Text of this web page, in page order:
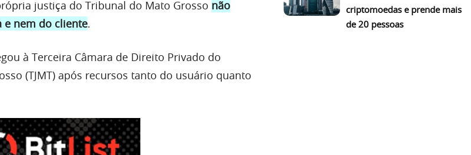
justiça do Tribunal do Mato Grosso não
e nem do cliente.
à Terceira Câmara de Direito Privado do
(TJMT) após recursos tanto do usuário quanto
criptomoedas e prende mais
de 20 pessoas